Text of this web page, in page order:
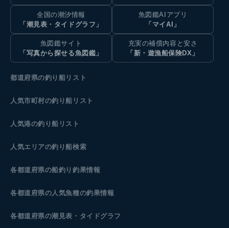
全国の潮汐情報
「潮見表・タイドグラフ」
魚図鑑AIアプリ
「マイAI」
魚図鑑サイト
「写真から探せる魚図鑑」
充実の補償内容と安さ
「新・遊漁船保険DX」
都道府県の釣り船リスト
人気市町村の釣り船リスト
人気港の釣り船リスト
人気エリアの釣り船検索
各都道府県の船釣り釣果情報
各都道府県の人気魚種の釣果情報
各都道府県の潮見表 ・タイドグラフ